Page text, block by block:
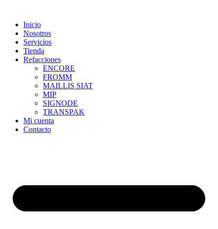
contentInicio
Nosotros
Servicios
Tienda
Refacciones
ENCORE
FROMM
MAILLIS SIAT
MIP
SIGNODE
TRANSPAK
Mi cuenta
Contacto